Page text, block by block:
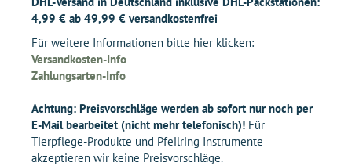
4,99 € ab 49,99 € versandkostenfrei
Für weitere Informationen bitte hier klicken:
Versandkosten-Info
Zahlungsarten-Info
Achtung: Preisvorschläge werden ab sofort nur noch per
E-Mail bearbeitet (nicht mehr telefonisch)! Für
Tierpflege-Produkte und Pfeilring Instrumente
akzeptieren wir keine Preisvorschläge.